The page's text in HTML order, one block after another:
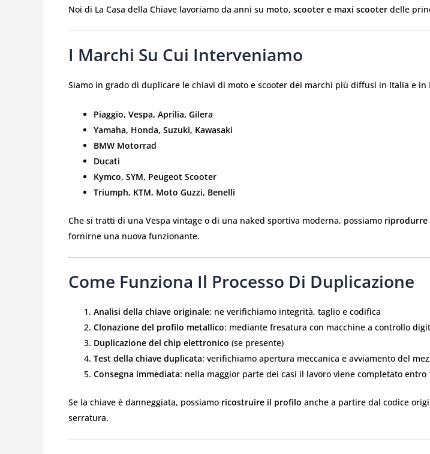
Noi di La Casa della Chiave lavoriamo da anni su moto, scooter e maxi scooter delle
I Marchi Su Cui Interveniamo
Siamo in grado di duplicare le chiavi di moto e scooter dei marchi più diffusi in Italia e in
Piaggio, Vespa, Aprilia, Gilera
Yamaha, Honda, Suzuki, Kawasaki
BMW Motorrad
Ducati
Kymco, SYM, Peugeot Scooter
Triumph, KTM, Moto Guzzi, Benelli
Che si tratti di una Vespa vintage o di una naked sportiva moderna, possiamo riprodurre
fornirne una nuova funzionante.
Come Funziona Il Processo Di Duplicazione
Analisi della chiave originale: ne verifichiamo integrità, taglio e codifica
Clonazione del profilo metallico: mediante fresatura con macchine a controllo
Duplicazione del chip elettronico (se presente)
Test della chiave duplicata: verifichiamo apertura meccanica e avviamento del
Consegna immediata: nella maggior parte dei casi il lavoro viene completato entro
Se la chiave è danneggiata, possiamo ricostruire il profilo anche a partire dal codice
serratura.